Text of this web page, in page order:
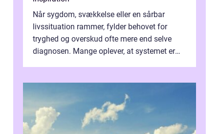
Når sygdom, svækkelse eller en sårbar
livssituation rammer, fylder behovet for
tryghed og overskud ofte mere end selve
diagnosen. Mange oplever, at systemet er